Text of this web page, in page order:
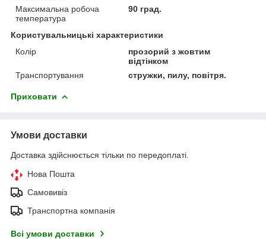
Максимальна робоча
температура
90 град.
Користувальницькі характеристики
Колір
прозорий з жовтим
відтінком
Транспортування
стружки, пилу, повітря.
Приховати
Умови доставки
Доставка здійснюється тільки по передоплаті.
Нова Пошта
Самовивіз
Транспортна компанія
Всі умови доставки